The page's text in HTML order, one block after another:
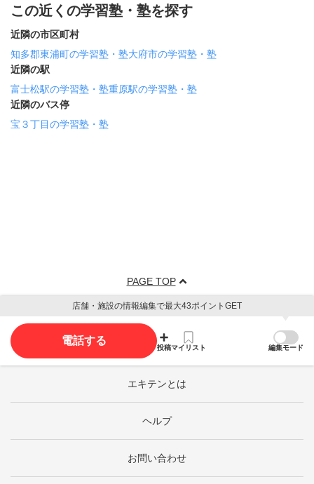
この近くの学習塾・塾を探す
近隣の市区町村
知多郡東浦町の学習塾・塾大府市の学習塾・塾
近隣の駅
富士松駅の学習塾・塾重原駅の学習塾・塾
近隣のバス停
宝３丁目の学習塾・塾
PAGE TOP
店舗・施設の情報編集で最大43ポイントGET
電話する
投稿マイリスト 編集モード
エキテンとは
ヘルプ
お問い合わせ